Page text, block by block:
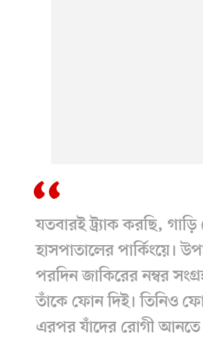
যতবারই ট্র্যাক করছি, গাড়ি
হাসপাতালের পার্কিংয়ে।
পরদিন জাকিরের নম্বর
তাঁকে ফোন দিই। তিনিও
এরপর যাঁদের রোগী আনতে